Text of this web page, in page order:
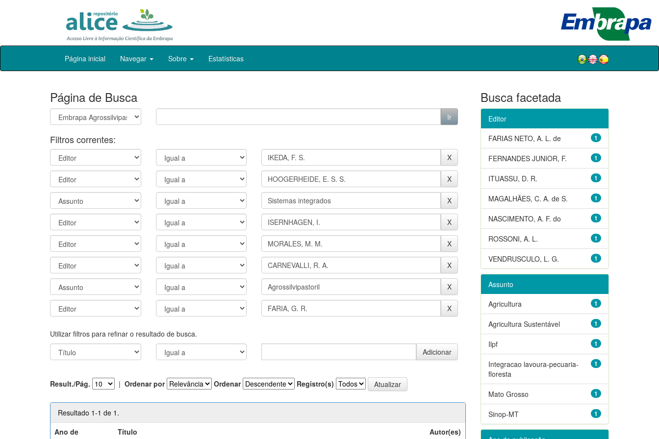
Skip
Página inicial Navegar Sobre Estatísticas
Página de Busca
Filtros correntes:
Utilizar filtros para refinar o resultado de busca.
Result./Pág. | Ordenar por Ordenar Registro(s)
Resultado 1-1 de 1.
Ano de
Título Autor(es)
Busca facetada
Editor
1
FARIAS NETO, A. L. de
1
FERNANDES JUNIOR, F.
1
ITUASSU, D. R.
1
MAGALHÃES, C. A. de S.
1
NASCIMENTO, A. F. do
1
ROSSONI, A. L.
1
VENDRUSCULO, L. G.
Assunto
1
Agricultura
1
Agricultura Sustentável
1
Ilpf
1
Integracao lavoura-pecuaria-
floresta
1
Mato Grosso
1
Sinop-MT